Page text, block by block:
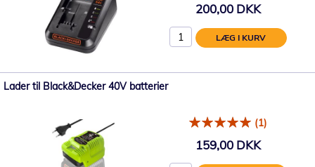
200,00 DKK
LÆG I KURV
Lader til Black&Decker 40V batterier
(1)
159,00 DKK